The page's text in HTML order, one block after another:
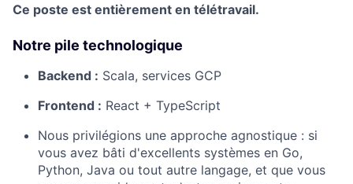
Ce poste est entièrement en télétravail.
Notre pile technologique
Backend : Scala, services GCP
Frontend : React + TypeScript
Nous privilégions une approche agnostique : si
vous avez bâti d'excellents systèmes en Go,
Python, Java ou tout autre langage, et que vous